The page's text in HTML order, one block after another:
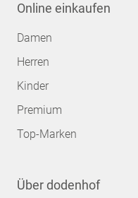
Online einkaufen
Damen
Herren
Kinder
Premium
Top-Marken
Über dodenhof